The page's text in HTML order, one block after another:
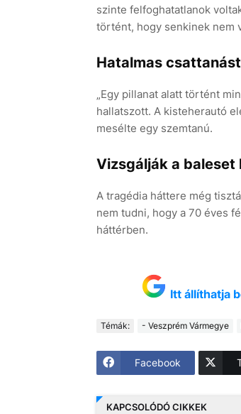
szinte felfoghatatlanok
történt, hogy senkinek nem
Hatalmas
„Egy pillanat alatt történt
hallatszott. A kisteherautó
mesélte egy szemtanú.
Vizsgálják a baleset
A tragédia háttere még
nem tudni, hogy a 70 éves
háttérben.
Itt állíthatja
Témák: - Veszprém Vármegye
Facebook
KAPCSOLÓDÓ CIKKEK